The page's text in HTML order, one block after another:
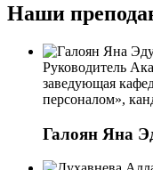
Наши
Руководитель
заведующая
персоналом»,
Галоян Яна